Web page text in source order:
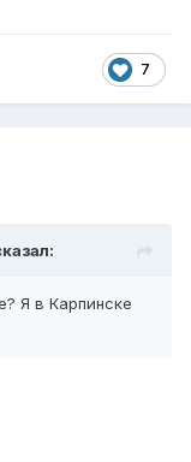
7
Я в Карпинске